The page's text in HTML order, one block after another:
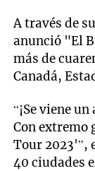
A través de
anunció "El
más de
Canadá,
“¡Se viene
Con extremo
Tour 2023'”,
40 ciudades